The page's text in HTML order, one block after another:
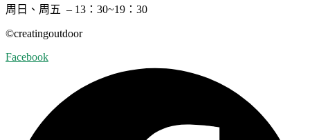
周日、周五 – 13：30~19：30
©︎creatingoutdoor
Facebook